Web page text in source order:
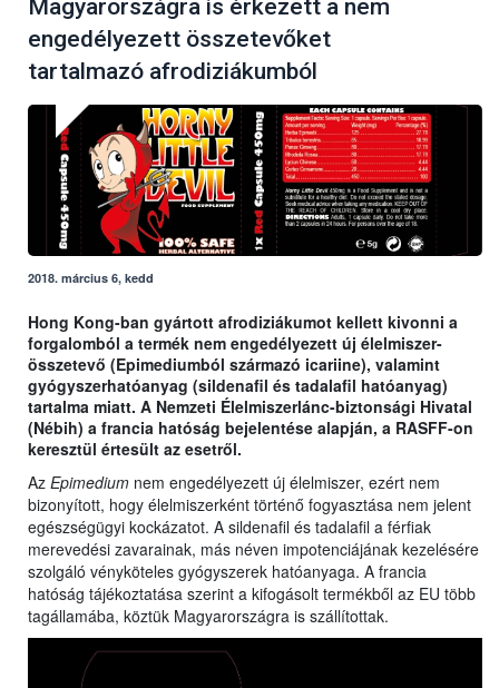
Magyarországra is érkezett a nem
engedélyezett összetevőket
tartalmazó afrodiziákumból
2018. március 6, kedd
Hong Kong-ban gyártott afrodiziákumot kellett kivonni a
forgalomból a termék nem engedélyezett új élelmiszer-
összetevő (Epimediumból származó icariine), valamint
gyógyszerhatóanyag (sildenafil és tadalafil hatóanyag)
tartalma miatt. A Nemzeti Élelmiszerlánc-biztonsági Hivatal
(Nébih) a francia hatóság bejelentése alapján, a RASFF-on
keresztül értesült az esetről.
Az Epimedium nem engedélyezett új élelmiszer, ezért nem
bizonyított, hogy élelmiszerként történő fogyasztása nem jelent
egészségügyi kockázatot. A sildenafil és tadalafil a férfiak
merevedési zavarainak, más néven impotenciájának kezelésére
szolgáló vényköteles gyógyszerek hatóanyaga. A francia
hatóság tájékoztatása szerint a kifogásolt termékből az EU több
tagállamába, köztük Magyarországra is szállítottak.